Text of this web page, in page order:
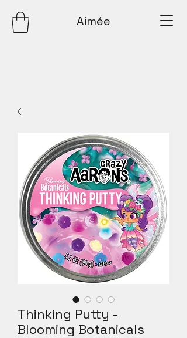
Aimée
Thinking Putty -
Blooming Botanicals